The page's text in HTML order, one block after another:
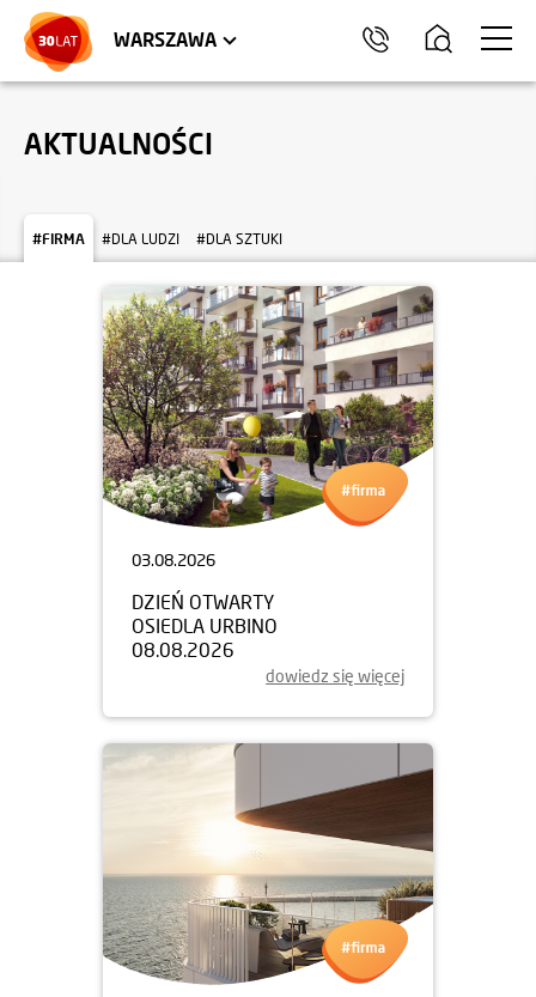
WARSZAWA
HEL
AKTUALNOŚCI
#FIRMA #DLA LUDZI #DLA SZTUKI
03.08.2026
DZIEŃ OTWARTY
OSIEDLA URBINO
08.08.2026
dowiedz się więcej